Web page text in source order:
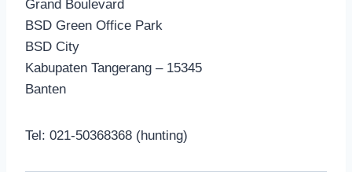
Grand Boulevard
BSD Green Office Park
BSD City
Kabupaten Tangerang – 15345
Banten
Tel: 021-50368368 (hunting)